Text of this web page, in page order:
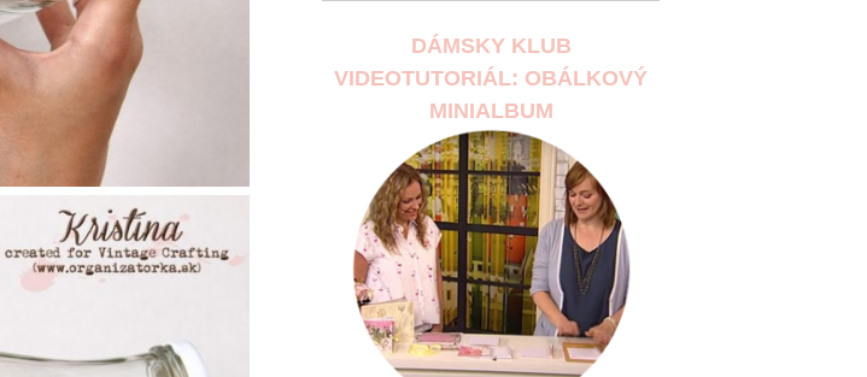
DÁMSKY KLUB
VIDEOTUTORIÁL: OBÁLKOVÝ
MINIALBUM